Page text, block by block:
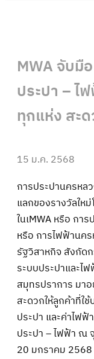
MWA จับมื
ประปา – ไ
ทุกแห่ง สะด
15 ม.ค. 2568
การประปานครหล
แลกของรางวัลให
ในเMWA หรือ กา
หรือ การไฟฟ้านค
รัฐวิสาหกิจ สังกัด
ระบบประปาและไ
สมุทรปราการ มา
สะดวกให้ลูกค้าที่ใ
ประปา และค่าไฟฟ้
ประปา – ไฟฟ้า ณ
20 มกราคม 2568